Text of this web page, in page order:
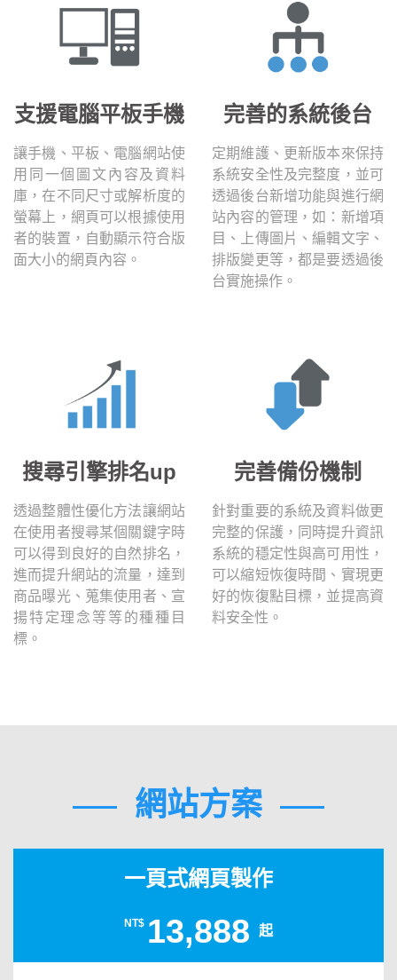
支援電腦平板手機
讓手機、平板、電腦網站使
用同一個圖文內容及資料
庫，在不同尺寸或解析度的
螢幕上，網頁可以根據使用
者的裝置，自動顯示符合版
面大小的網頁內容。
完善的系統後台
定期維護、更新版本來保持
系統安全性及完整度，並可
透過後台新增功能與進行網
站內容的管理，如：新增項
目、上傳圖片、編輯文字、
排版變更等，都是要透過後
台實施操作。
搜尋引擎排名up
透過整體性優化方法讓網站
在使用者搜尋某個關鍵字時
可以得到良好的自然排名，
進而提升網站的流量，達到
商品曝光、蒐集使用者、宣
揚特定理念等等的種種目
標。
完善備份機制
針對重要的系統及資料做更
完整的保護，同時提升資訊
系統的穩定性與高可用性，
可以縮短恢復時間、實現更
好的恢復點目標，並提高資
料安全性。
網站方案
一頁式網頁製作
NT$ 13,888 起